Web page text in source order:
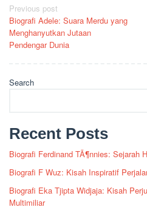
Post
navigation
Previous post
Biografi Adele: Suara Merdu yang
Menghanyutkan Jutaan
Pendengar Dunia
Search
Recent Posts
Biografi Ferdinand TÃ¶nnies: Sejarah
Biografi F Wuz: Kisah Inspiratif
Biografi Eka Tjipta Widjaja: Kisah
Multimiliar